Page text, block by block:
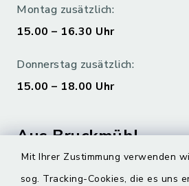
Mit Ihrer Zustimmung verwenden
sog. Tracking-Cookies, die es uns
Montag zusätzlich:
15.00 – 16.30 Uhr
Donnerstag zusätzlich:
15.00 – 18.00 Uhr
Aus Bruckmühl